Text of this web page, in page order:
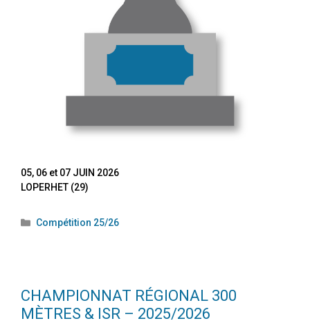
05, 06 et 07 JUIN 2026
LOPERHET (29)
Compétition 25/26
CHAMPIONNAT RÉGIONAL 300
MÈTRES & ISR – 2025/2026